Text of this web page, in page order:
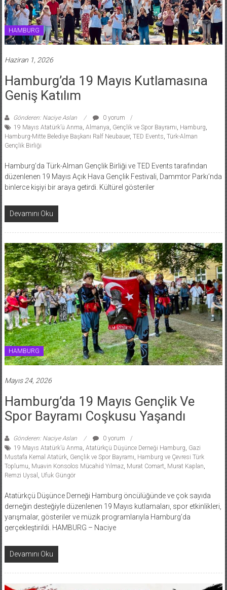
HAMBURG
Haziran 1, 2026
Hamburg’da 19 Mayıs Kutlamasına
Geniş Katılım
Gönderen: Naciye Aslan
0 yorum
19 Mayıs Atatürk’ü Anma Almanya Gençlik ve Spor Bayramı Hamburg
Hamburg-Mitte Belediye Başkanı Ralf Neubauer, TED Events Türk-Alman
Gençlik Birliği
Hamburg’da Türk-Alman Gençlik Birliği ve TED Events tarafından
düzenlenen 19 Mayıs Açık Hava Gençlik Festivali, Dammtor Parkı’nda
binlerce kişiyi bir araya getirdi. Kültürel gösteriler
Devamını Oku
HAMBURG
Mayıs 24, 2026
Hamburg’da 19 Mayıs Gençlik Ve
Spor Bayramı Coşkusu Yaşandı
Gönderen: Naciye Aslan
0 yorum
19 Mayıs Atatürk’ü Anma, Atatürkçü Düşünce Derneği Hamburg, Gazi
Mustafa Kemal Atatürk, Gençlik ve Spor Bayramı, Hamburg ve Çevresi Türk
Toplumu, Muavin Konsolos Mücahid Yılmaz, Murat Comart, Murat Kaplan,
Remzi Uysal , Ufuk Güngör
Atatürkçü Düşünce Derneği Hamburg öncülüğünde ve çok sayıda
derneğin desteğiyle düzenlenen 19 Mayıs kutlamaları, spor etkinlikleri,
yarışmalar, gösteriler ve müzik programlarıyla Hamburg’da
gerçekleştirildi. HAMBURG – Naciye
Devamını Oku